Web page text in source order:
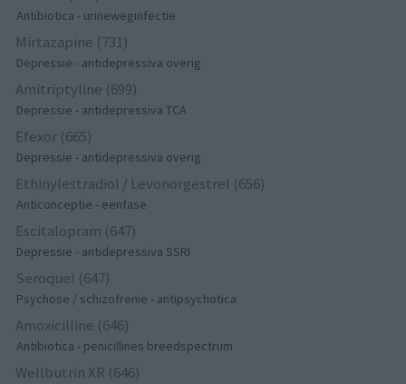
Antibiotica - urineweginfectie
Mirtazapine (731)
Depressie - antidepressiva overig
Amitriptyline (699)
Depressie - antidepressiva TCA
Efexor (665)
Depressie - antidepressiva overig
Ethinylestradiol / Levonorgestrel (656)
Anticonceptie - eenfase
Escitalopram (647)
Depressie - antidepressiva SSRI
Seroquel (647)
Psychose / schizofrenie - antipsychotica
Amoxicilline (646)
Antibiotica - penicillines breedspectrum
Wellbutrin XR (646)